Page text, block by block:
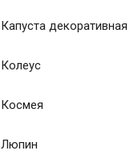
Капуста декоративная
Колеус
Космея
Люпин